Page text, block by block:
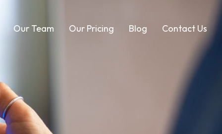
Our Team Our Pricing Blog Contact Us